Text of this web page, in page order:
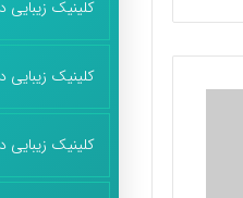
کلینیک زیبایی
کلینیک زیبایی
کلینیک زیبایی